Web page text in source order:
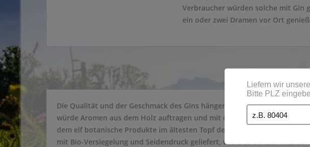
Verbraucher würden solche mit Gin
ein oder zwei Dramen vor Ort
Die Qualität und der Geschmack des Gins hängen vom Lieferanten ab
würde Aromen aus dem Holz auftragen und mit der Zeit würden sich
dem elf botanische Produkte im ältesten Topf destilliert werden, der
mit Bio-Versiegelung und Seidendruck geliefert, wie dies bereits 1783